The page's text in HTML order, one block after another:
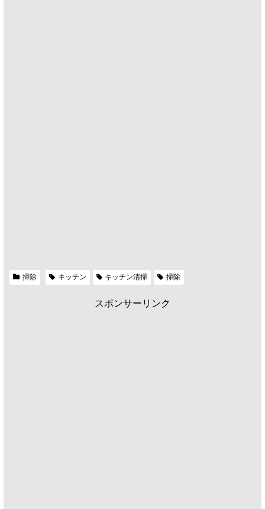
掃除 キッチン キッチン清掃 掃除
スポンサーリンク